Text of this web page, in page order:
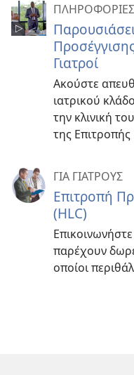
ΠΛΗΡΟΦΟΡΙΕΣ
Γιατροί
Ακούστε
ιατρικού
την κλινική
της
ΓΙΑ ΓΙΑΤΡΟΥΣ
Επιτροπή
(HLC)
παρέχουν
οποίοι